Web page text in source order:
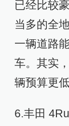
已经比较
当多的全
一辆道路
车。其实
辆预算更
6.丰田